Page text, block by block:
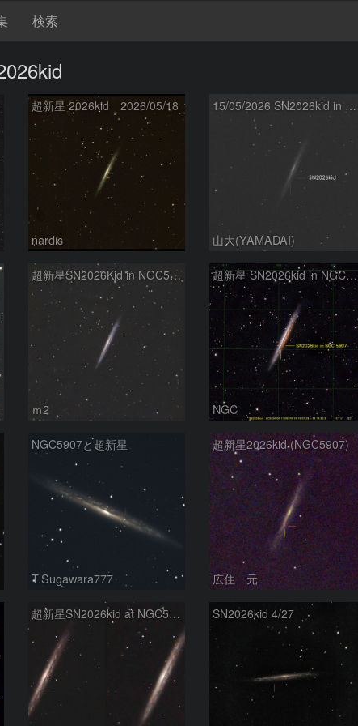
検索
超新星 2026kid 2026/05/18
nardis
15/05/2026 SN2026kid in NGC5907
山大(YAMADAI)
超新星SN2026Kid in NGC5907
ｍ2
超新星 SN2026kid in NGC5907
NGC
NGC5907と超新星
T.Sugawara777
超新星2026kid (NGC5907)
広住 元
超新星SN2026kid at NGC5907りゅう座 SN2026kid 4/27